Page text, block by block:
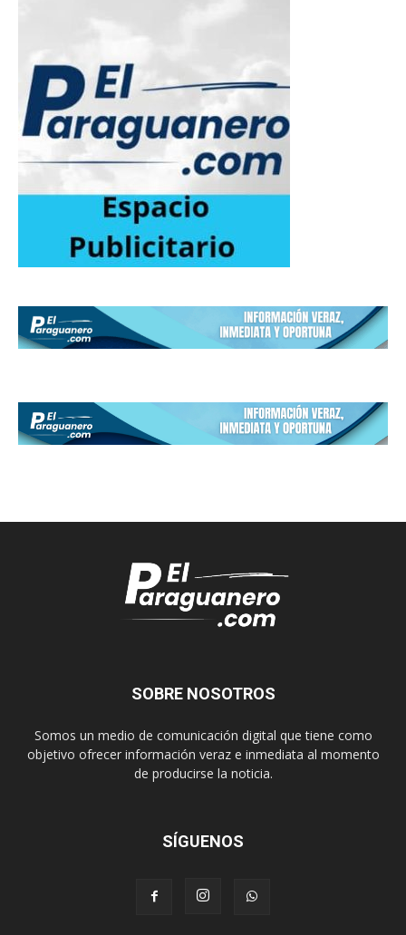
SOBRE NOSOTROS
Somos un medio de comunicación digital que tiene como
objetivo ofrecer información veraz e inmediata al momento
de producirse la noticia.
SÍGUENOS